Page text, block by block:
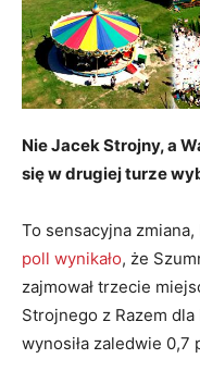
Nie Jacek Strojny, a
się w drugiej turze
To sensacyjna zmiana,
poll wynikało, że
zajmował trzecie
Strojnego z Razem
wynosiła zaledwie 0,7